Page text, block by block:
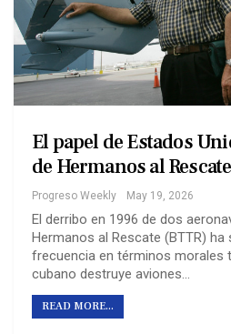
El papel de Estados
de Hermanos al Rescate
Progreso Weekly May 19, 2026
El derribo en 1996 de dos
Hermanos al Rescate (BTTR)
frecuencia en términos morales
cubano destruye aviones…
READ MORE...